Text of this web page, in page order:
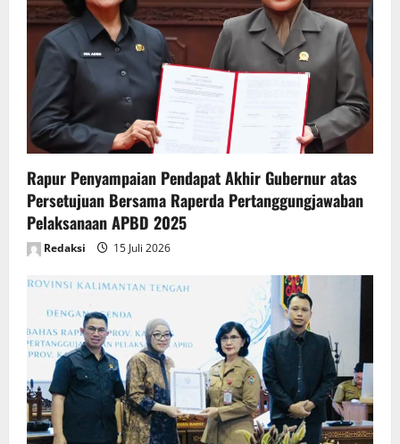
i
o
n
Rapur Penyampaian Pendapat Akhir Gubernur atas
Persetujuan Bersama Raperda Pertanggungjawaban
Pelaksanaan APBD 2025
Redaksi 15 Juli 2026